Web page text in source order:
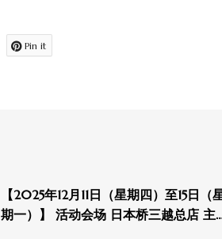
Pin it
【2025年12月11日（星期四）至15日（
期一）】 活动会场 日本桥三越总店 主楼7